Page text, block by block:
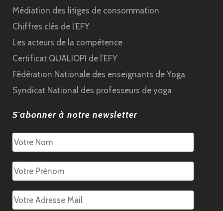
Médiation des litiges de consommation
Chiffres clés de l’EFY
Les acteurs de la compétence
Certificat QUALIOPI de l’EFY
Fédération Nationale des enseignants de Yoga
Syndicat National des professeurs de yoga
S'abonner à notre newsletter